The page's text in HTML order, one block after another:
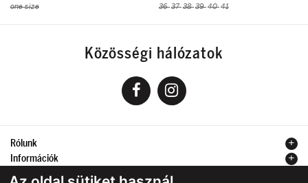
one size 363738394041
Közösségi hálózatok
Rólunk
Információk
Kapcsolat